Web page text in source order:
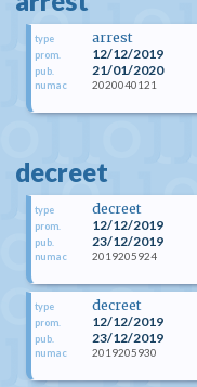
type arrest
prom. 12/12/2019
pub. 21/01/2020
numac 2020040121
decreet
type decreet
prom. 12/12/2019
pub. 23/12/2019
numac 2019205924
type decreet
prom. 12/12/2019
pub. 23/12/2019
numac 2019205930